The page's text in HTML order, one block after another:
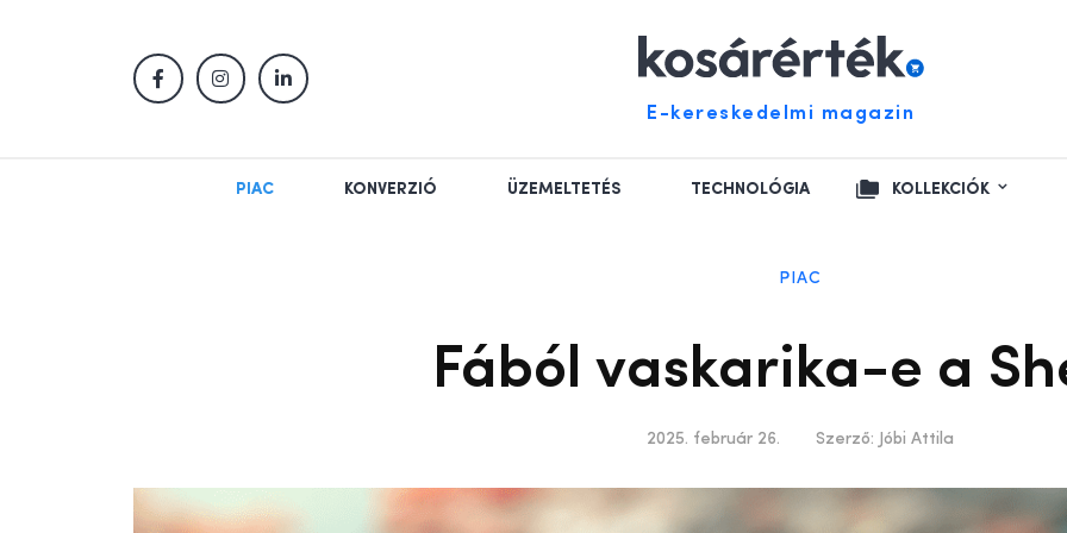
E-kereskedelmi magazin
PIAC KONVERZIÓ ÜZEMELTETÉS TECHNOLÓGIA KOLLEKCIÓK
PIAC
Fából vaskarika-e a
2025. február 26. Szerző: Jóbi Attila